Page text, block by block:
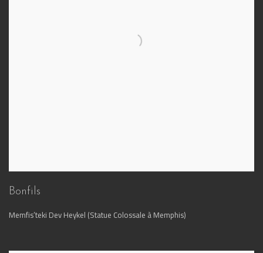
Bonfils
Memfis’teki Dev Heykel (Statue Colossale à Memphis)